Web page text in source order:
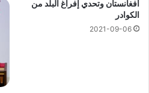
أفغانستان وتحدي إفراغ البلد من
الكوادر
2021-09-06